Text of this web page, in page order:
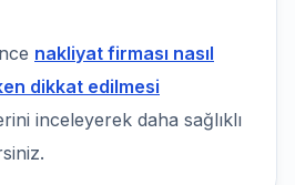
nakliyat firması nasıl
dikkat edilmesi
inceleyerek daha sağlıklı